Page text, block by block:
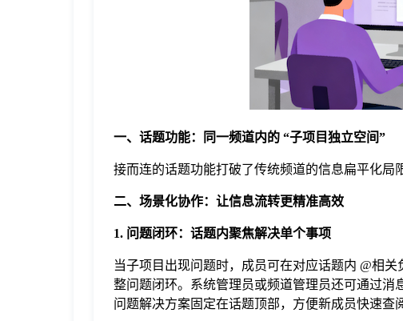
一、话题功能：同一频道内的 “子项目独立空间”
接而连的话题功能打破了传统频道的信息扁平化局
二、场景化协作：让信息流转更精准高效
1. 问题闭环：话题内聚焦解决单个事项
当子项目出现问题时，成员可在对应话题内 @相
整问题闭环。系统管理员或频道管理员还可通过
问题解决方案固定在话题顶部，方便新成员快速查